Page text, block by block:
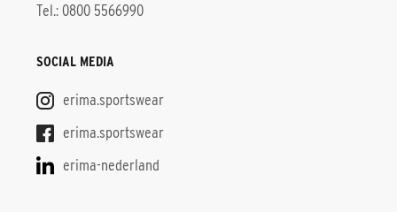
Tel.: 0800 5566990
SOCIAL MEDIA
erima.sportswear
erima.sportswear
erima-nederland